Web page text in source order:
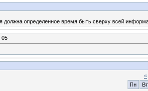
должна определенное время быть сверху всей
05
«
Пн
Вт